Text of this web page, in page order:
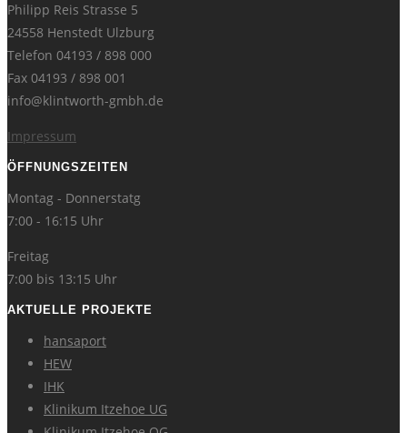
Philipp Reis Strasse 5
24558 Henstedt Ulzburg
Telefon 04193 / 898 000
Fax 04193 / 898 001
info@klintworth-gmbh.de
Impressum
ÖFFNUNGSZEITEN
Montag - Donnerstatg
7:00 - 16:15 Uhr
Freitag
7:00 bis 13:15 Uhr
AKTUELLE PROJEKTE
hansaport
HEW
IHK
Klinikum Itzehoe UG